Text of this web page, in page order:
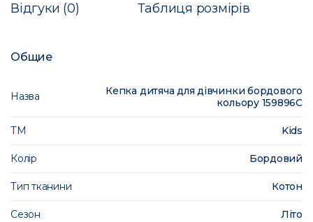
Відгуки (0) Таблиця розмірів
Общие
Назва
Кепка дитяча для дівчинки бордового
кольору 159896C
ТМ Kids
Колір Бордовий
Тип тканини Котон
Сезон Літо